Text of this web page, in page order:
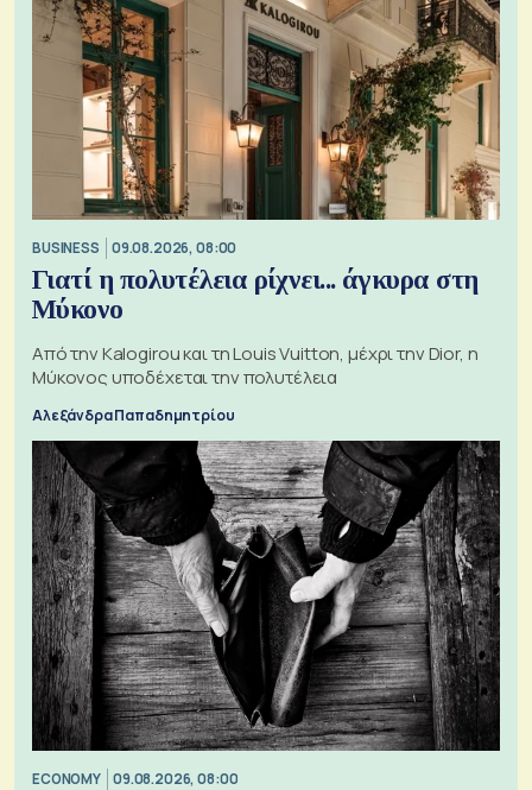
BUSINESS 09.08.2026, 08:00
Γιατί η πολυτέλεια ρίχνει... άγκυρα στη
Μύκονο
Από την Kalogirou και τη Louis Vuitton, μέχρι την Dior, η
Μύκονος υποδέχεται την πολυτέλεια
Αλεξάνδρα Παπαδημητρίου
ECONOMY 09.08.2026, 08:00